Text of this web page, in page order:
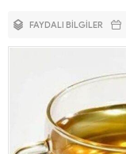
FAYDALI BILGILER